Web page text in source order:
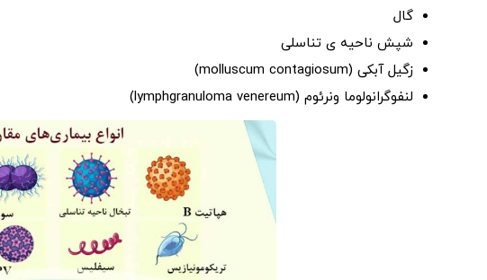
گال
شپش ناحیه ی تناسلی
زگیل آبکی (molluscum contagiosum)
لنفوگرانولوما ونرئوم (lymphgranuloma venereum)